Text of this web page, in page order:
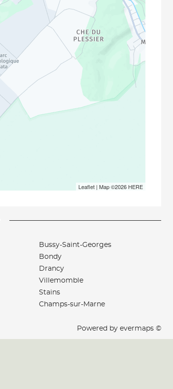
Leaflet| Map ©2026 HERE
Bussy-Saint-Georges
Bondy
Drancy
Villemomble
Stains
Champs-sur-Marne
Powered by evermaps ©